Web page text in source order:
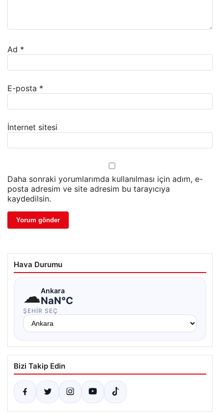
Ad *
E-posta *
İnternet sitesi
Daha sonraki yorumlarımda kullanılması için adım, e-
posta adresim ve site adresim bu tarayıcıya
kaydedilsin.
Hava Durumu
☁Ankara
NaN°C
ŞEHIR SEÇ
Bizi Takip Edin